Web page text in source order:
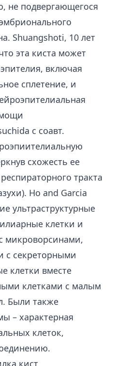
не подвергающегося
Shuangshoti, 10 лет
эта киста может
включая
сплетение, и
с соавт.
схожесть ее
тракта
Ho and Garcia
ультраструктурные
клетки и
микроворсинами,
с секреторными
клетки вместе
клетками с малым
Были также
– характерная
клеток,
кист